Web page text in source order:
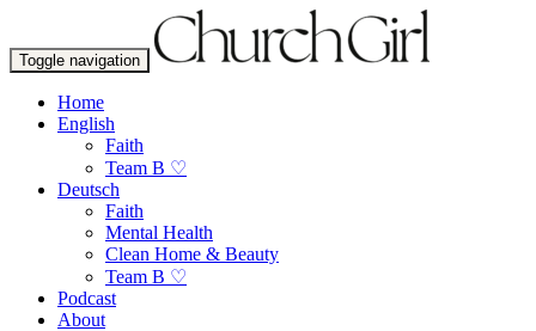
Toggle navigation
Home
English
Faith
Team B ♡
Deutsch
Faith
Mental Health
Clean Home & Beauty
Team B ♡
Podcast
About